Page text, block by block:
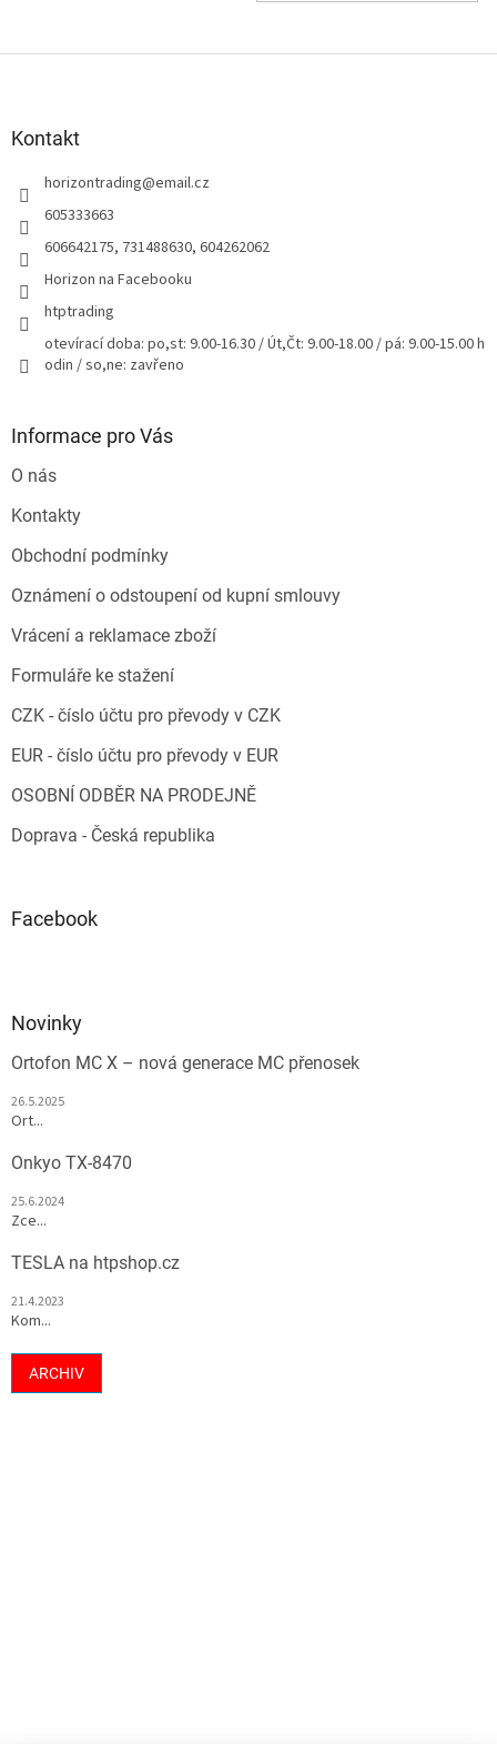
Kontakt
horizontrading@email.cz
605333663
606642175, 731488630, 604262062
Horizon na Facebooku
htptrading
otevírací doba: po,st: 9.00-16.30 / Út,Čt: 9.00-18.00 / pá: 9.00-15.00 h
odin / so,ne: zavřeno
Informace pro Vás
O nás
Kontakty
Obchodní podmínky
Oznámení o odstoupení od kupní smlouvy
Vrácení a reklamace zboží
Formuláře ke stažení
CZK - číslo účtu pro převody v CZK
EUR - číslo účtu pro převody v EUR
OSOBNÍ ODBĚR NA PRODEJNĚ
Doprava - Česká republika
Facebook
Novinky
Ortofon MC X – nová generace MC přenosek
26.5.2025
Ort...
Onkyo TX-8470
25.6.2024
Zce...
TESLA na htpshop.cz
21.4.2023
Kom...
ARCHIV